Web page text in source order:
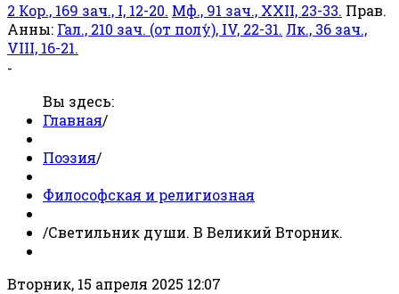
2 Кор., 169 зач., I, 12-20. Мф., 91 зач., XXII, 23-33. Прав.
Анны: Гал., 210 зач. (от полу́), IV, 22-31. Лк., 36 зач.,
VIII, 16-21.
-
Вы здесь:
Главная/
Поэзия/
Философская и религиозная
/Светильник души. В Великий Вторник.
Вторник, 15 апреля 2025 12:07